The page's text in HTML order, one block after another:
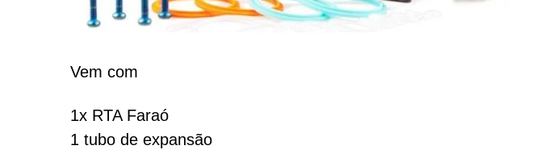
Vem com
1x RTA Faraó
1 tubo de expansão